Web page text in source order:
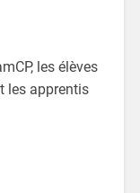
les élèves
les apprentis